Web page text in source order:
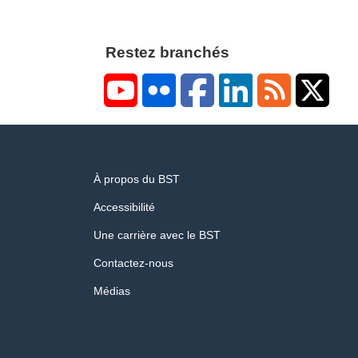
Restez branchés
YouTubeFlickr FacebookLinkedIn RSS
this
site
À propos du BST
Accessibilité
Une carrière avec le BST
Contactez-nous
Médias